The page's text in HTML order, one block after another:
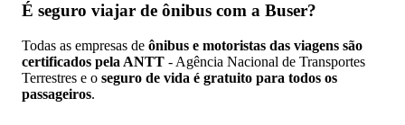
É seguro viajar de ônibus com a Buser?
Todas as empresas de ônibus e motoristas das viagens são
certificados pela ANTT - Agência Nacional de Transportes
Terrestres e o seguro de vida é gratuito para todos os
passageiros.